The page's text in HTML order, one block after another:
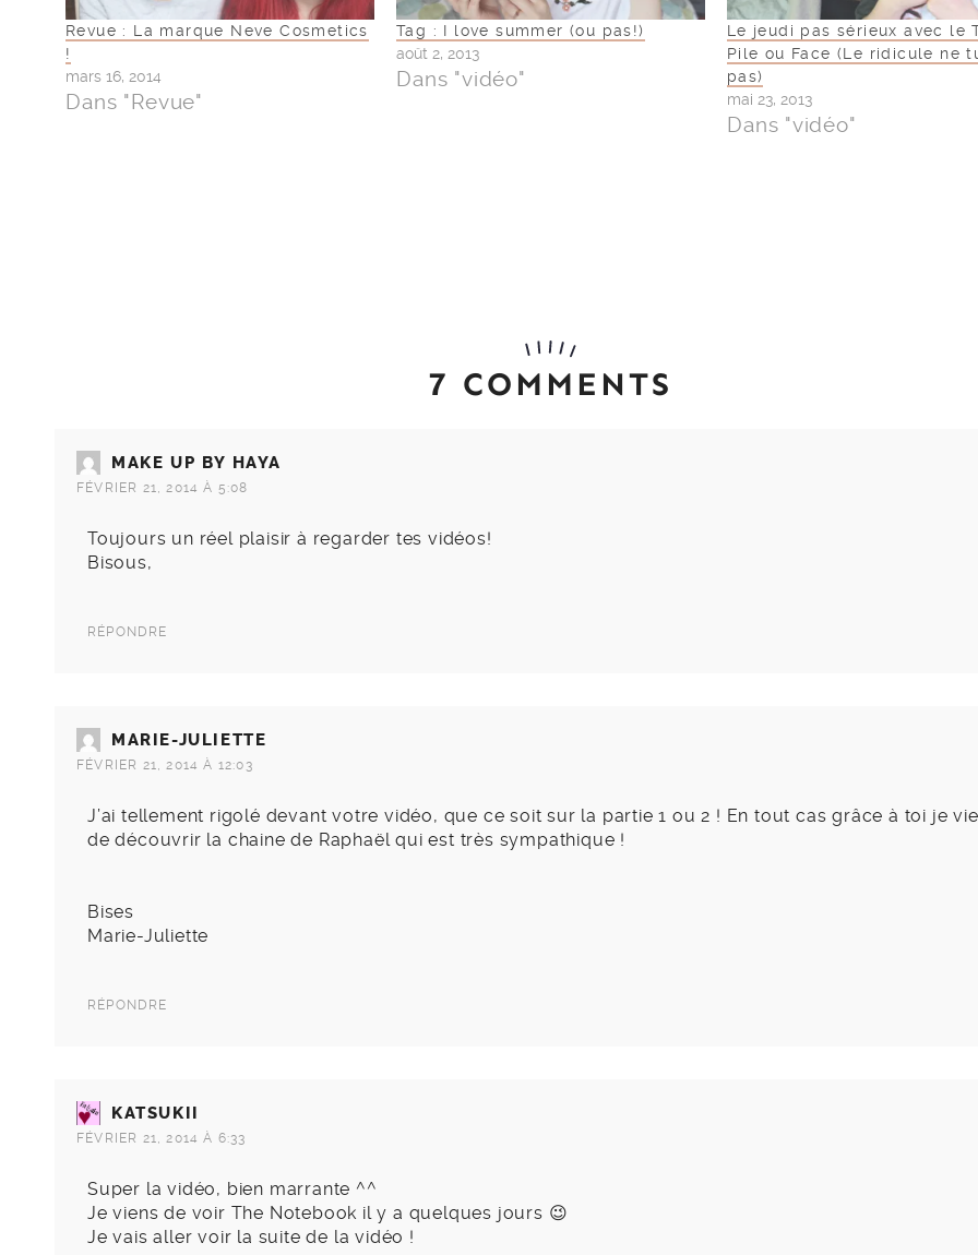
Revue : La marque Neve Cosmetics
!
mars 16, 2014
Dans "Revue"
Tag : I love summer (ou pas!)
août 2, 2013
Dans "vidéo"
Le jeudi pas sérieux avec le
Pile ou Face (Le ridicule ne
pas)
mai 23, 2013
Dans "vidéo"
7 COMMENTS
MAKE UP BY HAYA
FÉVRIER 21, 2014 À 5:08
Toujours un réel plaisir à regarder tes vidéos!
Bisous,
RÉPONDRE
MARIE-JULIETTE
FÉVRIER 21, 2014 À 12:03
J’ai tellement rigolé devant votre vidéo, que ce soit sur la partie 1 ou 2 ! En tout cas grâce à toi je
de découvrir la chaine de Raphaël qui est très sympathique !
Bises
Marie-Juliette
RÉPONDRE
KATSUKII
FÉVRIER 21, 2014 À 6:33
Super la vidéo, bien marrante ^^
Je viens de voir The Notebook il y a quelques jours 😉
Je vais aller voir la suite de la vidéo !